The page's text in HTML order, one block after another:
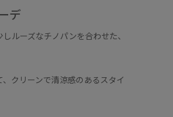
デ
ルーズなチノパンを合わせた、
クリーンで清涼感のあるスタイ